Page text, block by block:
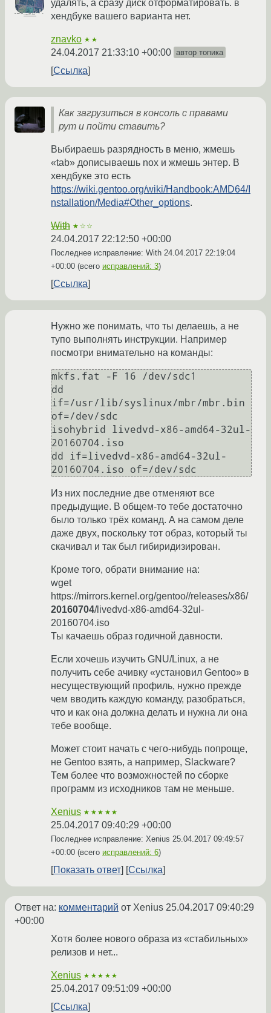
удалять, а сразу диск отформатировать. в
хендбуке вашего варианта нет.
znavko ★★
24.04.2017 21:33:10 +00:00 автор топика
Ссылка
Как загрузиться в консоль с правами
рут и пойти ставить?
Выбираешь разрядность в меню, жмешь
«tab» дописываешь nox и жмешь энтер. В
хендбуке это есть
https://wiki.gentoo.org/wiki/Handbook:AMD64/I
nstallation/Media#Other_options.
With ★☆☆
24.04.2017 22:12:50 +00:00
Последнее исправление: With 24.04.2017 22:19:04
+00:00 (всего исправлений: 3)
Ссылка
Нужно же понимать, что ты делаешь, а не
тупо выполнять инструкции. Например
посмотри внимательно на команды:
mkfs.fat -F 16 /dev/sdc1
dd
if=/usr/lib/syslinux/mbr/mbr.bin
of=/dev/sdc
isohybrid livedvd-x86-amd64-32ul-
20160704.iso
dd if=livedvd-x86-amd64-32ul-
Из них последние две отменяют все
предыдущие. В общем-то тебе достаточно
было только трёх команд. А на самом деле
даже двух, поскольку тот образ, который ты
скачивал и так был гибиридизирован.
Кроме того, обрати внимание на:
wget
https://mirrors.kernel.org/gentoo//releases/x86/
20160704/livedvd-x86-amd64-32ul-
20160704.iso
Ты качаешь образ годичной давности.
Если хочешь изучить GNU/Linux, а не
получить себе ачивку «установил Gentoo» в
несуществующий профиль, нужно прежде
чем вводить каждую команду, разобраться,
что и как она должна делать и нужна ли она
тебе вообще.
Может стоит начать с чего-нибудь попроще,
не Gentoo взять, а например, Slackware?
Тем более что возможностей по сборке
программ из исходников там не меньше.
Xenius ★★★★★
25.04.2017 09:40:29 +00:00
Последнее исправление: Xenius 25.04.2017 09:49:57
+00:00 (всего исправлений: 6)
Показать ответ Ссылка
Ответ на: комментарий от Xenius 25.04.2017 09:40:29
+00:00
Хотя более нового образа из «стабильных»
релизов и нет...
Xenius ★★★★★
25.04.2017 09:51:09 +00:00
Ссылка